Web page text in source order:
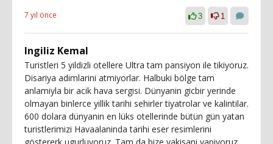
7 yıl önce 3 1
Ingiliz Kemal
Turistleri 5 yildizli otellere Ultra tam pansiyon ile tikiyoruz.
Disariya adimlarini atmiyorlar. Halbuki bölge tam
anlamiyla bir acik hava sergisi. Dünyanin gicbir yerinde
olmayan binlerce yillik tarihi sehirler tiyatrolar ve kalintilar.
600 dolara dünyanin en lüks otellerinde bütün gün yatan
turistlerimizi Havaalaninda tarihi eser resimlerini
göstererk ugurluyoruz. Tam da bize yakisani yapiyoruz.